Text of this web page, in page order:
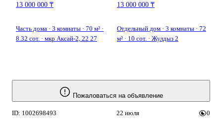
13 000 000 ₸
Часть дома · 3 комнаты · 70 м² ·
8.32 сот. · мкр Аксай-2, 22 27
13 000 000 ₸
Отдельный дом · 3 комнаты · 72
м² · 10 сот. · Жулдыз 2
Пожаловаться на объявление
ID: 1002698493 22 июля 0